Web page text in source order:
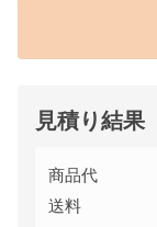
見積り結果
商品代
送料